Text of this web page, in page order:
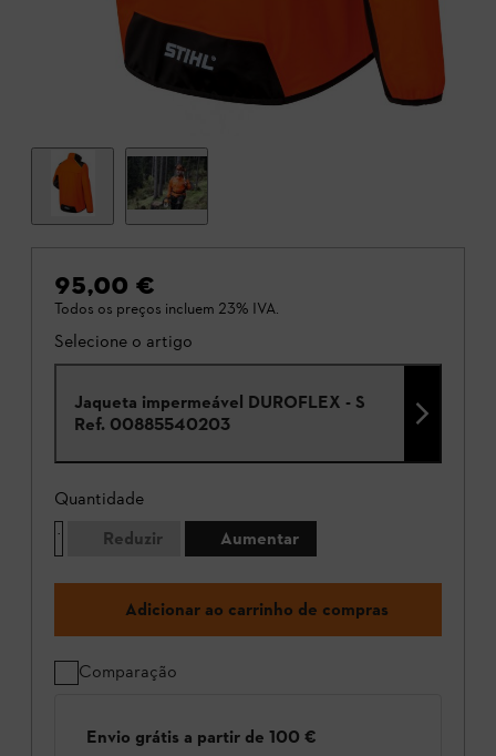
95,00 €
Todos os preços incluem 23% IVA.
Selecione o artigo
Jaqueta impermeável DUROFLEX - S
Ref. 00885540203
Quantidade
Reduzir
Aumentar
Adicionar ao carrinho de compras
Comparação
Envio grátis a partir de 100 €